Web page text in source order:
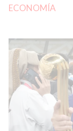
ECONOMÍA